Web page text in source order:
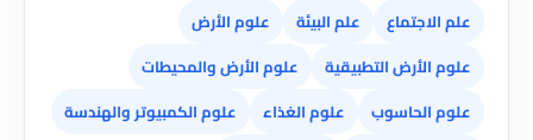
علم الاجتماع
علم البيئة
علوم الأرض
علوم الأرض التطبيقية
علوم الأرض والمحيطات
علوم الحاسوب
علوم الغذاء
علوم الكمبيوتر والهندسة